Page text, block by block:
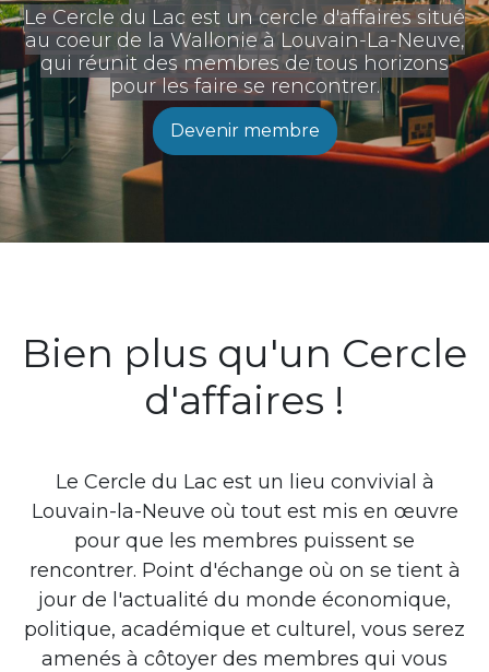
Le Cercle du Lac est un cercle d'affaires situé
au coeur de la Wallonie à Louvain-La-Neuve,
qui réunit des membres de tous horizons
pour les faire se rencontrer.
Devenir membre
Bien plus qu'un Cercle
d'affaires !
Le Cercle du Lac est un lieu convivial à
Louvain-la-Neuve où tout est mis en œuvre
pour que les membres puissent se
rencontrer. Point d'échange où on se tient à
jour de l'actualité du monde économique,
politique, académique et culturel, vous serez
amenés à côtoyer des membres qui vous